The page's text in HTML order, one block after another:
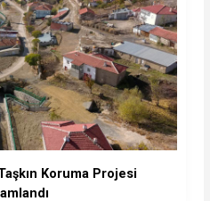
Koruma Projesi